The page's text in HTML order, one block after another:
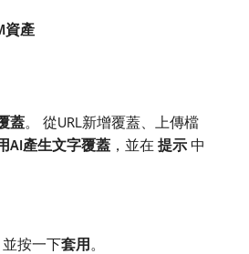
資產
蓋。 從URL新增覆蓋、上傳檔
AI產生文字覆蓋 ，並在​ 提示 ​中
​並按一下​套用。